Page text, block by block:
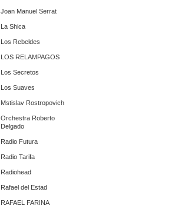
Joan Manuel Serrat
La Shica
Los Rebeldes
LOS RELAMPAGOS
Los Secretos
Los Suaves
Mstislav Rostropovich
Orchestra Roberto
Delgado
Radio Futura
Radio Tarifa
Radiohead
Rafael del Estad
RAFAEL FARINA